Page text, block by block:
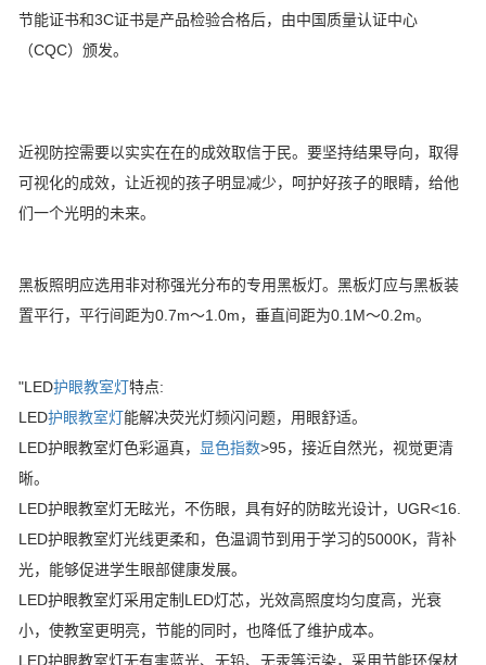
节能证书和3C证书是产品检验合格后，由中国质量认证中心
（CQC）颁发。
近视防控需要以实实在在的成效取信于民。要坚持结果导向，取得
可视化的成效，让近视的孩子明显减少，呵护好孩子的眼睛，给他
们一个光明的未来。
黑板照明应选用非对称强光分布的专用黑板灯。黑板灯应与黑板装
置平行，平行间距为0.7m～1.0m，垂直间距为0.1M～0.2m。
"LED护眼教室灯特点:
LED护眼教室灯能解决荧光灯频闪问题，用眼舒适。
LED护眼教室灯色彩逼真，
显色指数>95，接近自然光，视觉更清
晰。
LED护眼教室灯无眩光，不伤眼，具有好的防眩光设计，UGR<16.
LED护眼教室灯光线更柔和，色温调节到用于学习的5000K，背补
光，能够促进学生眼部健康发展。
LED护眼教室灯采用定制LED灯芯，光效高照度均匀度高，光衰
小，使教室更明亮，节能的同时，也降低了维护成本。
LED护眼教室灯无有害蓝光、无铅、无汞等污染，采用节能环保材